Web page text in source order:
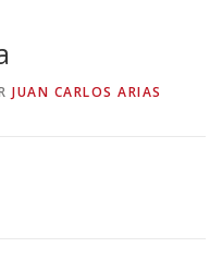
PARROQUIAL 2024
JUAN CARLOS ARIAS